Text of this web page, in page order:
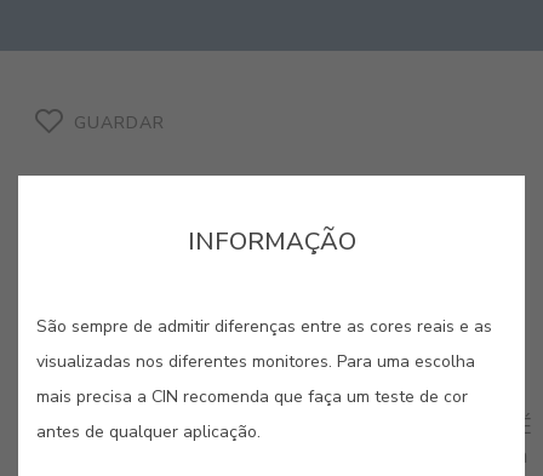
GUARDAR
Esta seleção explora o poder emocional dos
vermelhos e a profundidade dos azuis, criando um
diálogo cromático cheio de força e personalidade. É
uma paleta de contrastes marcantes, perfeita para
INFORMAÇÃO
São sempre de admitir diferenças entre as cores reais e as
visualizadas nos diferentes monitores. Para uma escolha
mais precisa a CIN recomenda que faça um teste de cor
antes de qualquer aplicação.